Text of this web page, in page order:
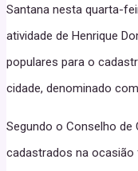
Santana nesta quarta-
atividade de Henrique
populares para o
cidade, denominado
Segundo o Conselho
cadastrados na